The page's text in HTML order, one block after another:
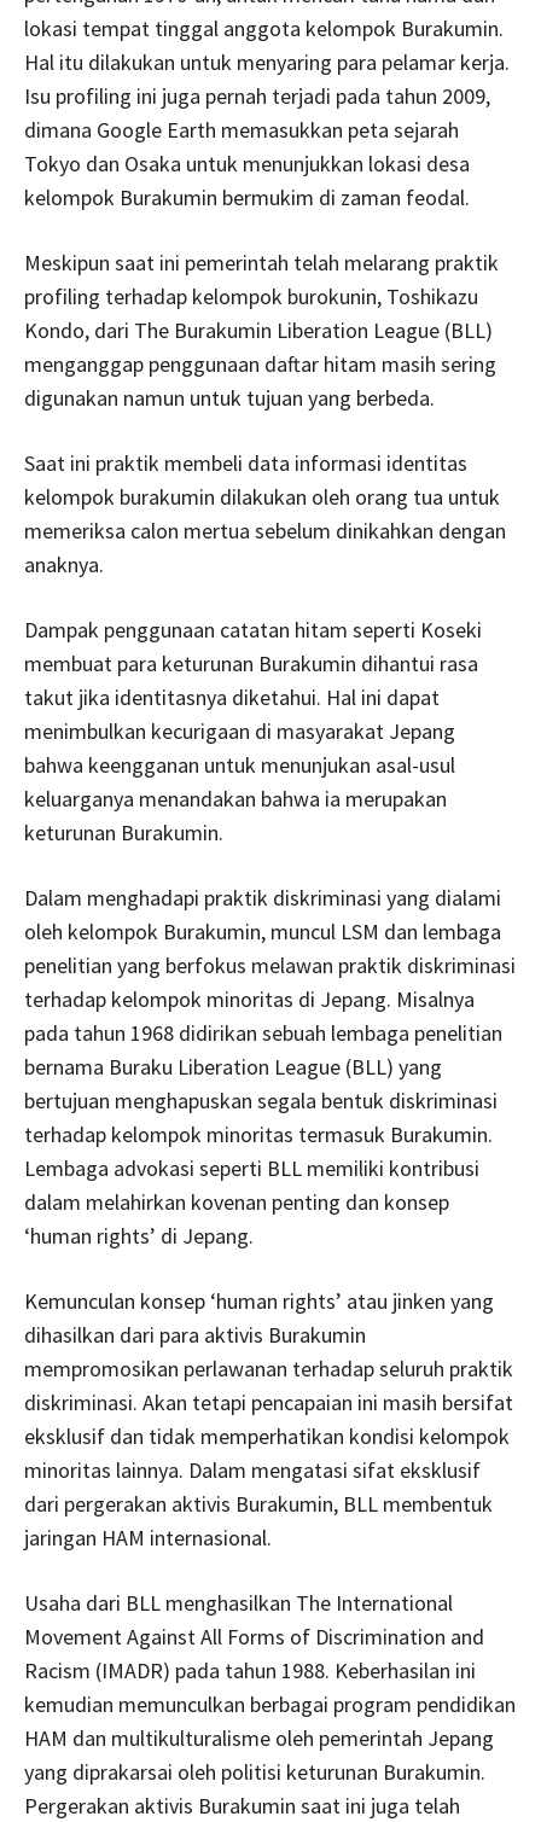
lokasi tempat tinggal anggota kelompok Burakumin.
Hal itu dilakukan untuk menyaring para pelamar kerja.
Isu profiling ini juga pernah terjadi pada tahun 2009,
dimana Google Earth memasukkan peta sejarah
Tokyo dan Osaka untuk menunjukkan lokasi desa
kelompok Burakumin bermukim di zaman feodal.
Meskipun saat ini pemerintah telah melarang praktik
profiling terhadap kelompok burokunin, Toshikazu
Kondo, dari The Burakumin Liberation League (BLL)
menganggap penggunaan daftar hitam masih sering
digunakan namun untuk tujuan yang berbeda.
Saat ini praktik membeli data informasi identitas
kelompok burakumin dilakukan oleh orang tua untuk
memeriksa calon mertua sebelum dinikahkan dengan
anaknya.
Dampak penggunaan catatan hitam seperti Koseki
membuat para keturunan Burakumin dihantui rasa
takut jika identitasnya diketahui. Hal ini dapat
menimbulkan kecurigaan di masyarakat Jepang
bahwa keengganan untuk menunjukan asal-usul
keluarganya menandakan bahwa ia merupakan
keturunan Burakumin.
Dalam menghadapi praktik diskriminasi yang dialami
oleh kelompok Burakumin, muncul LSM dan lembaga
penelitian yang berfokus melawan praktik diskriminasi
terhadap kelompok minoritas di Jepang. Misalnya
pada tahun 1968 didirikan sebuah lembaga penelitian
bernama Buraku Liberation League (BLL) yang
bertujuan menghapuskan segala bentuk diskriminasi
terhadap kelompok minoritas termasuk Burakumin.
Lembaga advokasi seperti BLL memiliki kontribusi
dalam melahirkan kovenan penting dan konsep
‘human rights’ di Jepang.
Kemunculan konsep ‘human rights’ atau jinken yang
dihasilkan dari para aktivis Burakumin
mempromosikan perlawanan terhadap seluruh praktik
diskriminasi. Akan tetapi pencapaian ini masih bersifat
eksklusif dan tidak memperhatikan kondisi kelompok
minoritas lainnya. Dalam mengatasi sifat eksklusif
dari pergerakan aktivis Burakumin, BLL membentuk
jaringan HAM internasional.
Usaha dari BLL menghasilkan The International
Movement Against All Forms of Discrimination and
Racism (IMADR) pada tahun 1988. Keberhasilan ini
kemudian memunculkan berbagai program pendidikan
HAM dan multikulturalisme oleh pemerintah Jepang
yang diprakarsai oleh politisi keturunan Burakumin.
Pergerakan aktivis Burakumin saat ini juga telah